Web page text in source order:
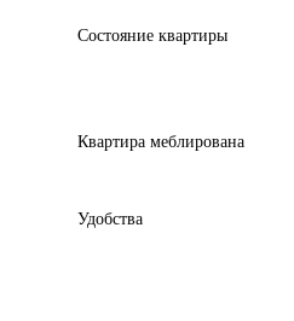
Состояние квартиры
Квартира меблирована
Удобства